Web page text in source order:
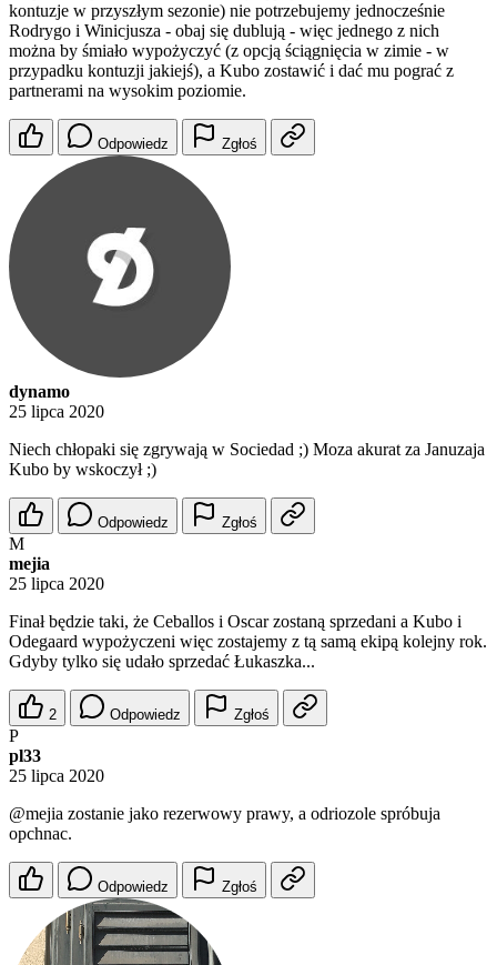
kontuzje w przyszłym sezonie) nie potrzebujemy jednocześnie
Rodrygo i Winicjusza - obaj się dublują - więc jednego z nich
można by śmiało wypożyczyć (z opcją ściągnięcia w zimie - w
przypadku kontuzji jakiejś), a Kubo zostawić i dać mu pograć z
partnerami na wysokim poziomie.
Odpowiedz Zgłoś
dynamo
25 lipca 2020
Niech chłopaki się zgrywają w Sociedad ;) Moza akurat za Januzaja
Kubo by wskoczył ;)
Odpowiedz Zgłoś
M
mejia
25 lipca 2020
Finał będzie taki, że Ceballos i Oscar zostaną sprzedani a Kubo i
Odegaard wypożyczeni więc zostajemy z tą samą ekipą kolejny rok.
Gdyby tylko się udało sprzedać Łukaszka...
2 Odpowiedz Zgłoś
P
pl33
25 lipca 2020
@mejia zostanie jako rezerwowy prawy, a odriozole spróbuja
opchnac.
Odpowiedz Zgłoś